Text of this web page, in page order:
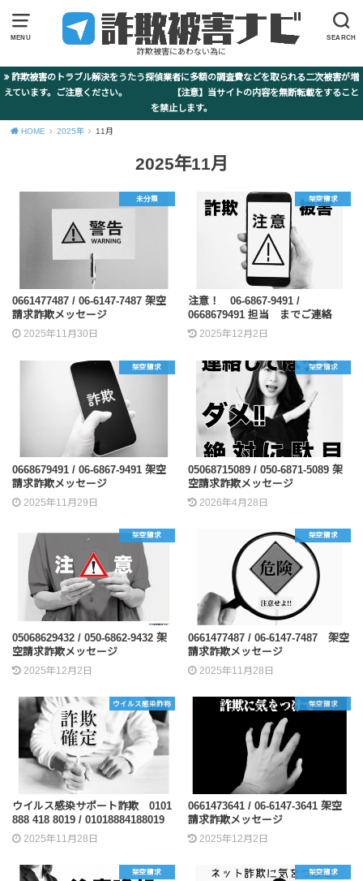
MENU SEARCH
詐欺被害にあわない為に
詐欺被害のトラブル解決をうたう探偵業者に多額の調査費などを取られる二次被害が増
えています。ご注意ください。 【注意】当サイトの内容を無断転載をすること
を禁止します。
HOME 2025年 11月
2025年11月
未分類
0661477487 / 06-6147-7487 架空
請求詐欺メッセージ
2025年11月30日
架空請求
注意！ 06-6867-9491 /
0668679491 担当 までご連絡
2025年12月2日
架空請求
0668679491 / 06-6867-9491 架空
請求詐欺メッセージ
2025年11月29日
架空請求
05068715089 / 050-6871-5089 架
空請求詐欺メッセージ
2026年4月28日
架空請求
05068629432 / 050-6862-9432 架
空請求詐欺メッセージ
2025年12月2日
架空請求
0661477487 / 06-6147-7487 架空
請求詐欺メッセージ
2025年11月28日
ウイルス感染詐称
ウイルス感染サポート詐欺 0101
888 418 8019 / 01018884188019
2025年11月28日
架空請求
0661473641 / 06-6147-3641 架空
請求詐欺メッセージ
2025年12月2日
架空請求 架空請求